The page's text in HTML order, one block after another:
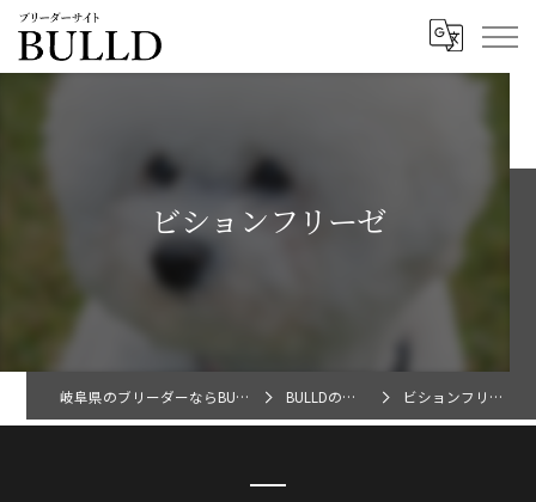
ビションフリーゼ
岐阜県のブリーダーならBULLD BULLDの特徴 ビションフリーゼ